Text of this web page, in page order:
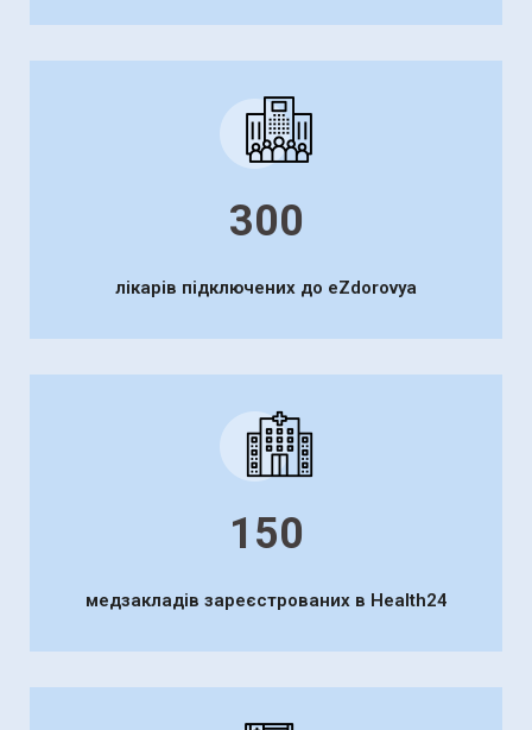
300
лікарів підключених до еZdorovya
150
медзакладів зареєстрованих в Health24